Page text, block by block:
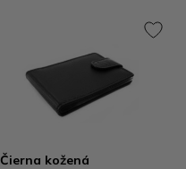
Čierna kožená